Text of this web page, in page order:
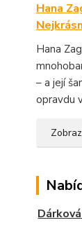
Hana
Hana
– a její
opravdu